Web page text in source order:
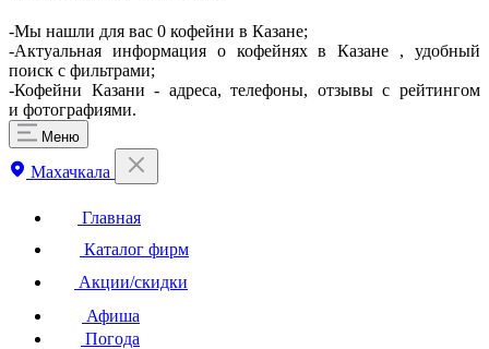
-Мы нашли для вас 0 кофейни в Казане;
-Актуальная информация о кофейнях в Казане , удобный
поиск с фильтрами;
-Кофейни Казани - адреса, телефоны, отзывы с рейтингом
и фотографиями.
Меню
Махачкала
Главная
Каталог фирм
Акции/скидки
Афиша
Погода